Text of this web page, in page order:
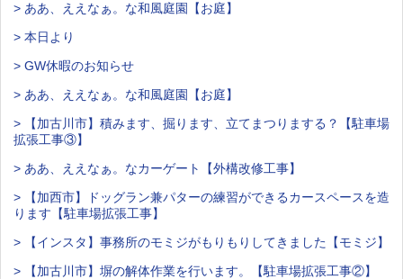
> ああ、ええなぁ。な和風庭園【お庭】
> 本日より
> GW休暇のお知らせ
> ああ、ええなぁ。な和風庭園【お庭】
> 【加古川市】積みます、掘ります、立てまつりまする？【駐車場
拡張工事③】
> ああ、ええなぁ。なカーゲート【外構改修工事】
> 【加西市】ドッグラン兼パターの練習ができるカースペースを造
ります【駐車場拡張工事】
> 【インスタ】事務所のモミジがもりもりしてきました【モミジ】
> 【加古川市】塀の解体作業を行います。【駐車場拡張工事②】